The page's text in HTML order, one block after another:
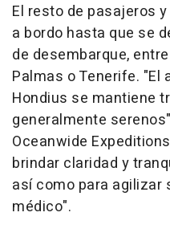
El resto de pasajeros
a bordo hasta que se
de desembarque,
Palmas o Tenerife. "El
Hondius se mantiene
generalmente
Oceanwide
brindar claridad y
así como para agilizar
médico".